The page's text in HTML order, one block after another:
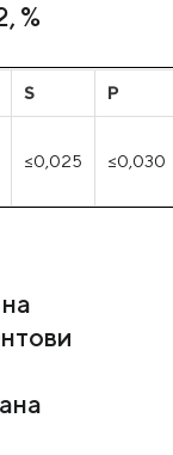
%
S P
≤0,025 ≤0,030